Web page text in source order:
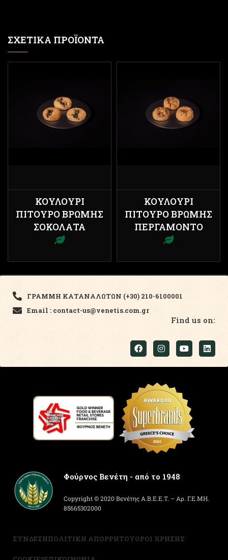
ΣΧΕΤΙΚΆ ΠΡΟΪΌΝΤΑ
ΚΟΥΛΟΎΡΙ
ΠΊΤΟΥΡΟ ΒΡΏΜΗΣ
ΣΟΚΟΛΆΤΑ
ΚΟΥΛΟΎΡΙ
ΠΊΤΟΥΡΟ ΒΡΏΜΗΣ
ΠΕΡΓΑΜΌΝΤΟ
ΓΡΑΜΜΗ ΚΑΤΑΝΑΛΩΤΩΝ (+30) 210-6100001
Email : contact-us@venetis.com.gr
Find us on:
Φούρνος Βενέτη - από το 1948
Copyright © 2020 Βενέτης Α.Β.Ε.Ε.Τ. – Αρ. Γ.Ε.ΜΗ.
85665302000
ΣΥΝΔΕΣΗΠΟΛΙΤΙΚΗ ΑΠΟΡΡΗΤΟΥΟΡΟΙ ΧΡΗΣΗΣ